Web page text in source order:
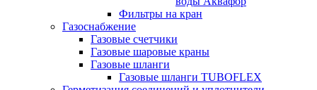
Фильтры на кран
Газоснабжение
Газовые счетчики
Газовые шаровые краны
Газовые шланги
Газовые шланги TUBOFLEX